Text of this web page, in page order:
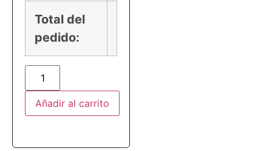
Total del
pedido:
Añadir al carrito